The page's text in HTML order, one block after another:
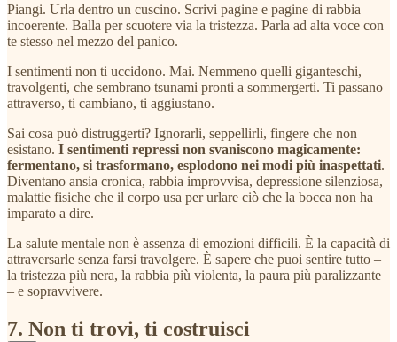
Piangi. Urla dentro un cuscino. Scrivi pagine e pagine di rabbia
incoerente. Balla per scuotere via la tristezza. Parla ad alta voce con
te stesso nel mezzo del panico.
I sentimenti non ti uccidono. Mai. Nemmeno quelli giganteschi,
travolgenti, che sembrano tsunami pronti a sommergerti. Ti passano
attraverso, ti cambiano, ti aggiustano.
Sai cosa può distruggerti? Ignorarli, seppellirli, fingere che non
esistano. I sentimenti repressi non svaniscono magicamente:
fermentano, si trasformano, esplodono nei modi più inaspettati.
Diventano ansia cronica, rabbia improvvisa, depressione silenziosa,
malattie fisiche che il corpo usa per urlare ciò che la bocca non ha
imparato a dire.
La salute mentale non è assenza di emozioni difficili. È la capacità di
attraversarle senza farsi travolgere. È sapere che puoi sentire tutto –
la tristezza più nera, la rabbia più violenta, la paura più paralizzante
– e sopravvivere.
7. Non ti trovi, ti costruisci